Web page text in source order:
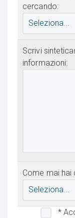
cercando:
Seleziona...
Scrivi
informazioni:
Come mai
Seleziona...
*